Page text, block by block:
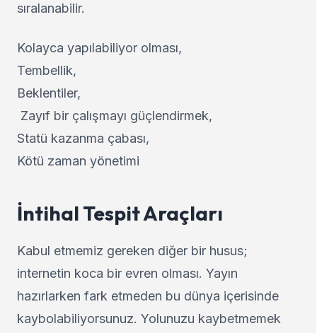
sıralanabilir.
Kolayca yapılabiliyor olması,
Tembellik,
Beklentiler,
Zayıf bir çalışmayı güçlendirmek,
Statü kazanma çabası,
Kötü zaman yönetimi
İntihal Tespit Araçları
Kabul etmemiz gereken diğer bir husus;
internetin koca bir evren olması. Yayın
hazırlarken fark etmeden bu dünya içerisinde
kaybolabiliyorsunuz. Yolunuzu kaybetmemek